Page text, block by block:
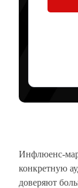
Инфлюенс-
конкретную
доверяют